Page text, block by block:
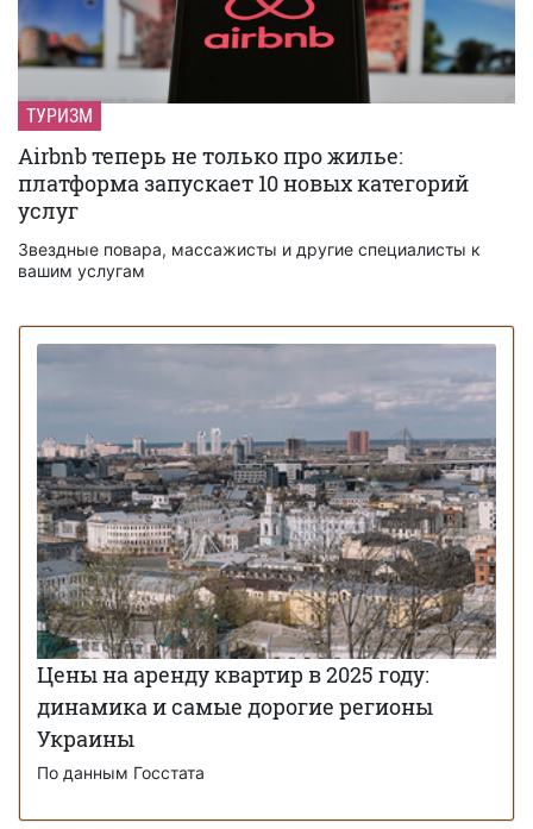
ТУРИЗМ
Airbnb теперь не только про жилье:
платформа запускает 10 новых категорий
услуг
Звездные повара, массажисты и другие специалисты к
вашим услугам
Цены на аренду квартир в 2025 году:
динамика и самые дорогие регионы
Украины
По данным Госстата